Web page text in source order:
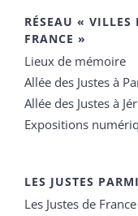
RÉSEAU « VILLES
FRANCE »
Lieux de mémoire
Allée des Justes à
Allée des Justes à
Expositions
LES JUSTES
Les Justes de France